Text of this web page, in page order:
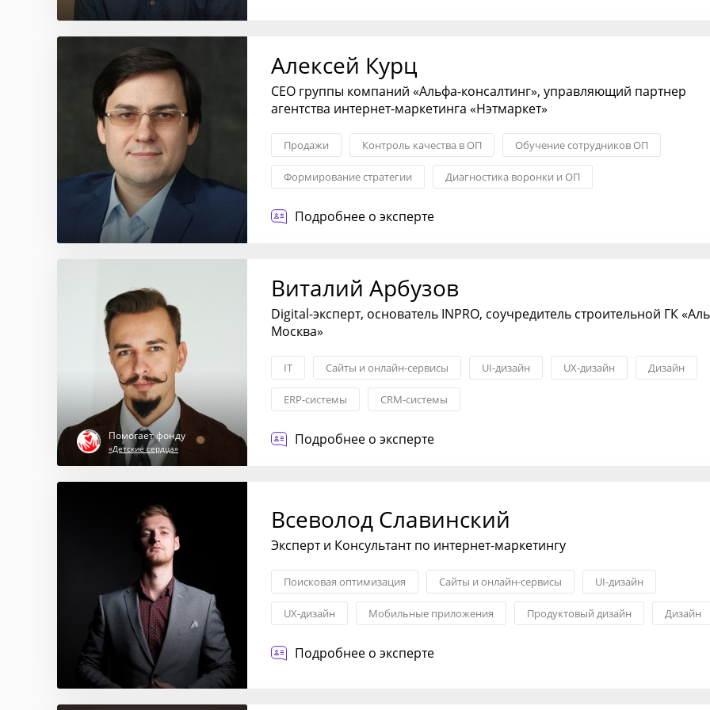
Алексей Курц
CEO группы компаний «Альфа-консалтинг», управляющий партнер
агентства интернет-маркетинга «Нэтмаркет»
Продажи Контроль качества в ОП Обучение сотрудников ОП
Формирование стратегии Диагностика воронки и ОП
Построение отдела продаж
Подробнее о эксперте
Помогает фонду
«Детские сердца»
Виталий Арбузов
Digital-эксперт, основатель INPRO, соучредитель строительной ГК
Москва»
IT Сайты и онлайн-сервисы UI-дизайн UX-дизайн Дизайн
ERP-системы CRM-системы
Подробнее о эксперте
Всеволод Славинский
Эксперт и Консультант по интернет-маркетингу
Поисковая оптимизация Сайты и онлайн-сервисы UI-дизайн
UX-дизайн Мобильные приложения Продуктовый дизайн Дизайн
Подробнее о эксперте